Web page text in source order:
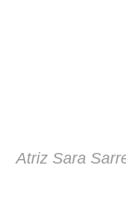
Atriz Sara